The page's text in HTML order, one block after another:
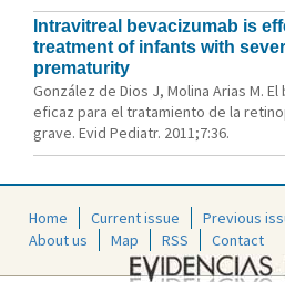
Intravitreal bevacizumab is
treatment of infants with
prematurity
González de Dios J, Molina Arias M.
eficaz para el tratamiento de la
grave. Evid Pediatr. 2011;7:36.
Home Current issue Previous
About us
Map RSS Contact